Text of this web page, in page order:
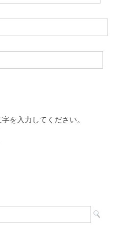
を入力してください。